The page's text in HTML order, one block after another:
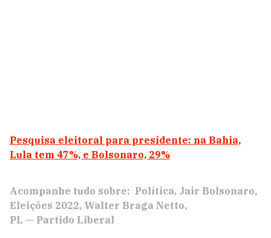
Pesquisa eleitoral para presidente: na Bahia,
Lula tem 47%, e Bolsonaro, 29%
Acompanhe tudo sobre: Política Jair Bolsonaro
Eleições 2022 Walter Braga Netto
PL — Partido Liberal